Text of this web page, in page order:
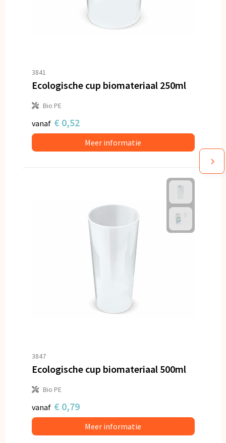
3841
Ecologische cup biomateriaal 250ml
Bio PE
vanaf € 0,52
Meer informatie
3847
Ecologische cup biomateriaal 500ml
Bio PE
vanaf € 0,79
Meer informatie